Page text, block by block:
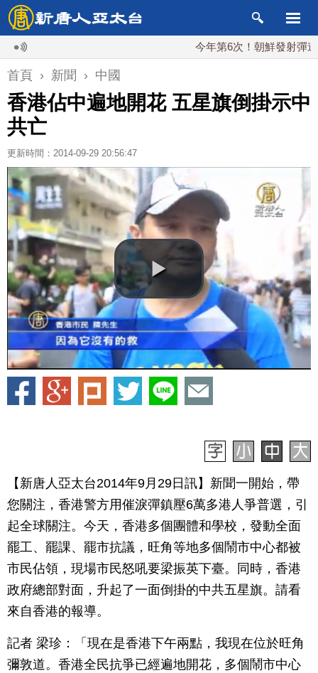
今年第6次！朝鮮發射彈道導彈
首頁 › 新聞 › 中國
香港佔中遍地開花 五星旗倒掛示中
共亡
更新時間：2014-09-29 20:56:47
【新唐人亞太台2014年9月29日訊】新聞一開始，帶
您關注，香港警方用催淚彈鎮壓6萬多港人爭普選，引
起全球關注。今天，香港多個團體和學校，發動全面
罷工、罷課、罷市抗議，旺角等地多個鬧市中心都被
市民佔領，現場市民怒吼要梁振英下臺。同時，香港
政府總部對面，升起了一面倒掛的中共五星旗。請看
來自香港的報導。
記者 梁珍：「現在是香港下午兩點，我現在位於旺角
彌敦道。香港全民抗爭已經遍地開花，多個鬧市中心